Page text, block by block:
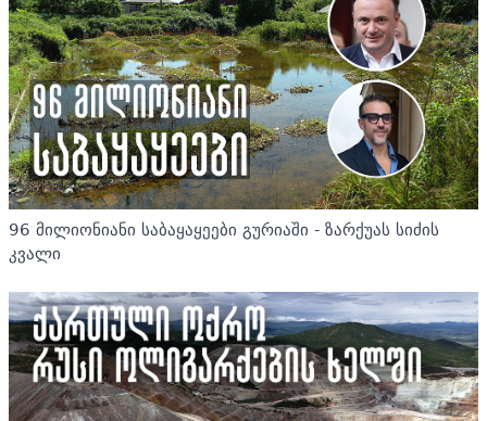
96 მილიონიანი საბაყაყეები გურიაში - ზარქუას სიძის
კვალი